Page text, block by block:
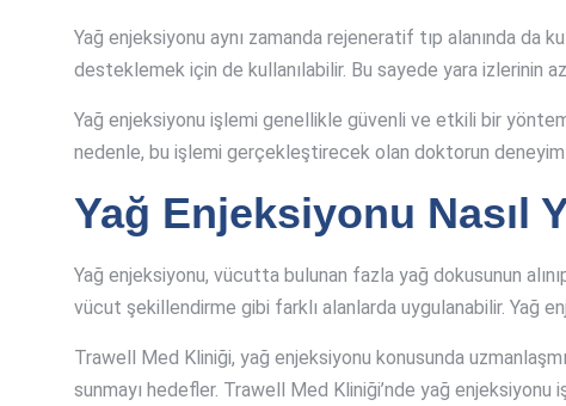
Yağ enjeksiyonu aynı zamanda rejeneratif tıp alanında
desteklemek için de kullanılabilir. Bu sayede yara izlerinin
Yağ enjeksiyonu işlemi genellikle güvenli ve etkili bir
nedenle, bu işlemi gerçekleştirecek olan doktorun
Yağ Enjeksiyonu Nasıl
Yağ enjeksiyonu, vücutta bulunan fazla yağ dokusunun
vücut şekillendirme gibi farklı alanlarda uygulanabilir. Yağ
Trawell Med Kliniği, yağ enjeksiyonu konusunda
sunmayı hedefler. Trawell Med Kliniği’nde yağ enjeksiyonu